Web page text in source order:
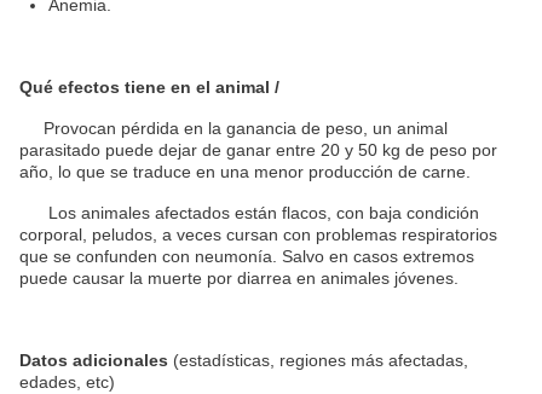
Anemia.
Qué efectos tiene en el animal /
Provocan pérdida en la ganancia de peso, un animal
parasitado puede dejar de ganar entre 20 y 50 kg de peso por
año, lo que se traduce en una menor producción de carne.
Los animales afectados están flacos, con baja condición
corporal, peludos, a veces cursan con problemas respiratorios
que se confunden con neumonía. Salvo en casos extremos
puede causar la muerte por diarrea en animales jóvenes.
Datos adicionales (estadísticas, regiones más afectadas,
edades, etc)